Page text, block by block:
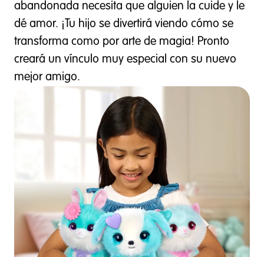
abandonada necesita que alguien la cuide y le
dé amor. ¡Tu hijo se divertirá viendo cómo se
transforma como por arte de magia! Pronto
creará un vínculo muy especial con su nuevo
mejor amigo.